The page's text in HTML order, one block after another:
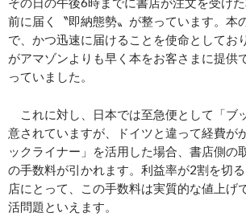
前に届く〝即納態勢〟が整っています。本
で、かつ迅速に届けることを使命としてお
がアマゾンよりも早く本をお客さまに提供
っていました。
これに対し、日本では至急便として「ブ
意されていますが、ドイツと違って経費が
ックライナー」を活用した場合、書店側の
の手数料が引かれます。利益率が2割を切
店にとって、この手数料は実質的な値上げ
活問題といえます。